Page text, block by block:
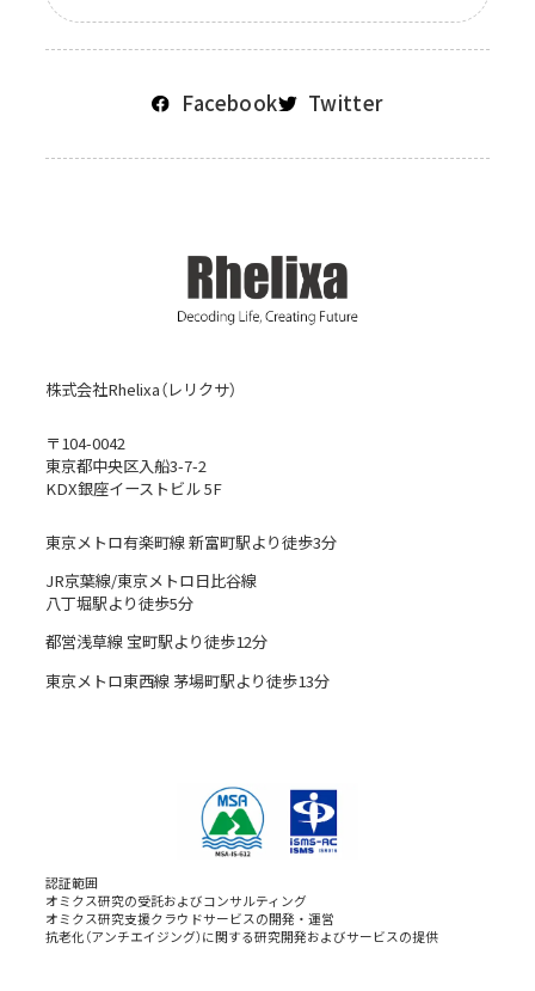
株式会社Rhelixa（レリクサ）
〒104-0042
東京都中央区入船3-7-2
KDX銀座イーストビル 5F
東京メトロ有楽町線 新富町駅より徒歩3分
JR京葉線/東京メトロ日比谷線
八丁堀駅より徒歩5分
都営浅草線 宝町駅より徒歩12分
東京メトロ東西線 茅場町駅より徒歩13分
認証範囲
オミクス研究の受託およびコンサルティング
オミクス研究支援クラウドサービスの開発・運営
抗老化（アンチエイジング）に関する研究開発およびサービスの提供
Facebook Twitter